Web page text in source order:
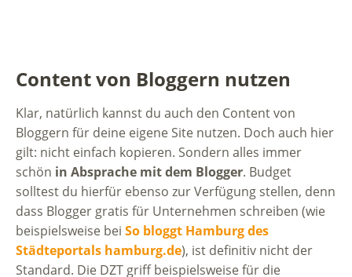
Content von Bloggern nutzen
Klar, natürlich kannst du auch den Content von
Bloggern für deine eigene Site nutzen. Doch auch hier
gilt: nicht einfach kopieren. Sondern alles immer
schön in Absprache mit dem Blogger. Budget
solltest du hierfür ebenso zur Verfügung stellen, denn
dass Blogger gratis für Unternehmen schreiben (wie
beispielsweise bei So bloggt Hamburg des
Städteportals hamburg.de), ist definitiv nicht der
Standard. Die DZT griff beispielsweise für die